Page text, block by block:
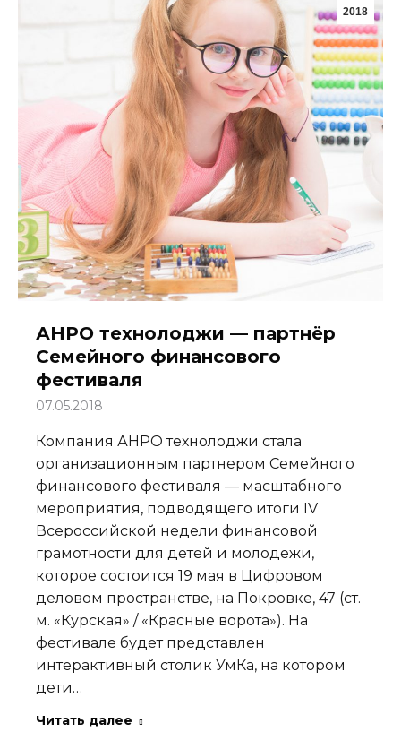
2018
АНРО технолоджи — партнёр
Семейного финансового
фестиваля
07.05.2018
Компания АНРО технолоджи стала
организационным партнером Семейного
финансового фестиваля — масштабного
мероприятия, подводящего итоги IV
Всероссийской недели финансовой
грамотности для детей и молодежи,
которое состоится 19 мая в Цифровом
деловом пространстве, на Покровке, 47 (ст.
м. «Курская» / «Красные ворота»). На
фестивале будет представлен
интерактивный столик УмКа, на котором
дети…
Читать далее